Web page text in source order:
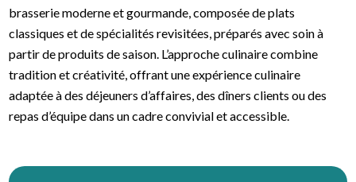
brasserie moderne et gourmande, composée de plats
classiques et de spécialités revisitées, préparés avec soin à
partir de produits de saison. L’approche culinaire combine
tradition et créativité, offrant une expérience culinaire
adaptée à des déjeuners d’affaires, des dîners clients ou des
repas d’équipe dans un cadre convivial et accessible.